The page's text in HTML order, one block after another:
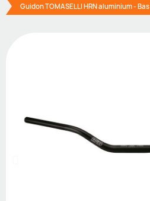
Guidon TOMASELLI HRN aluminium - Bas